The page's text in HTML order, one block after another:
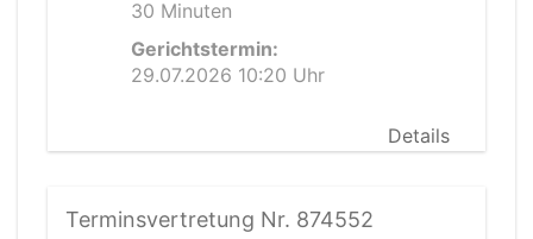
30 Minuten
Gerichtstermin:
29.07.2026 10:20 Uhr
Details
Terminsvertretung Nr. 874552